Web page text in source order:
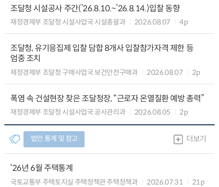
조달청 시설공사 주간(’26.8.10.~’26.8.14.)입찰 동향
재정경제부 조달청 시설사업국 시설총괄과 2026.08.07 4p
조달청, 유기응집제 입찰 담합 8개사 입찰참가자격 제한 등
엄중 조치
재정경제부 조달청 구매사업국 보건안전구매과 2026.08.07 2p
폭염 속 건설현장 찾은 조달청장, “근로자 온열질환 예방 총력”
재정경제부 조달청 시설사업국 공사관리과 2026.08.05 2p
법안.통계 및 참고 더보기
‘26년 6월 주택통계
국토교통부 주택토지실 주택정책관 주택정책과 2026.07.31 21p